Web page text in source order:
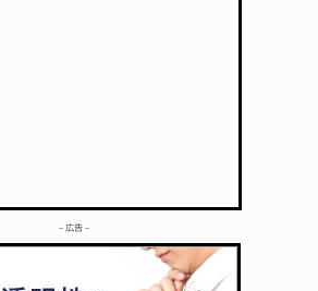
– 広告 –